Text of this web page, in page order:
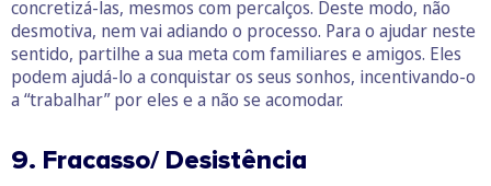
concretizá-las, mesmos com percalços. Deste modo, não
desmotiva, nem vai adiando o processo. Para o ajudar neste
sentido, partilhe a sua meta com familiares e amigos. Eles
podem ajudá-lo a conquistar os seus sonhos, incentivando-o
a “trabalhar” por eles e a não se acomodar.
9. Fracasso/ Desistência